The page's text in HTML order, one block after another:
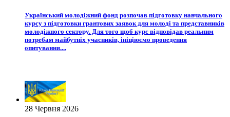
Український молодіжний фонд розпочав підготовку навчального
курсу з підготовки грантових заявок для молоді та представників
молодіжного сектору. Для того щоб курс відповідав реальним
потребам майбутніх учасників, ініціюємо проведення
опитування....
28 Червня 2026